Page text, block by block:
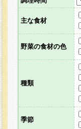
主な食材
野菜の食材の色
種類
季節